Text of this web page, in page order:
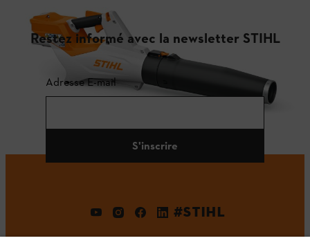
Restez informé avec la newsletter STIHL
Adresse E-mail
S'inscrire
#STIHL